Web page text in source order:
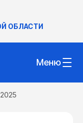
ОБЛАСТИ
Меню